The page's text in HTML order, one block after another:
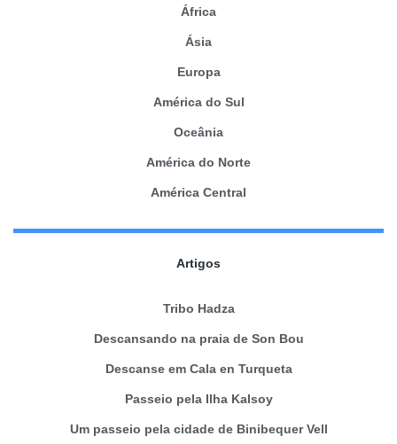
África
Ásia
Europa
América do Sul
Oceânia
América do Norte
América Central
Artigos
Tribo Hadza
Descansando na praia de Son Bou
Descanse em Cala en Turqueta
Passeio pela Ilha Kalsoy
Um passeio pela cidade de Binibequer Vell